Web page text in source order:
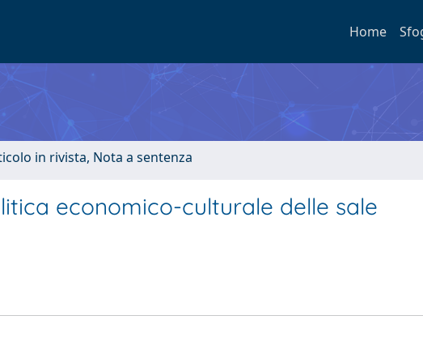
Home
in rivista, Nota a sentenza
economico-culturale delle sale